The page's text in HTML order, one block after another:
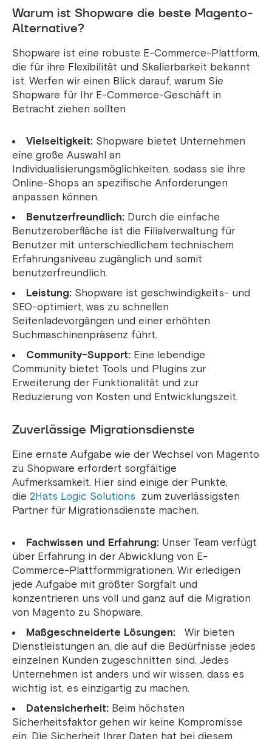
Warum ist Shopware die beste Magento-
Alternative?
Shopware ist eine robuste E-Commerce-Plattform,
die für ihre Flexibilität und Skalierbarkeit bekannt
ist. Werfen wir einen Blick darauf, warum Sie
Shopware für Ihr E-Commerce-Geschäft in
Betracht ziehen sollten
Vielseitigkeit: Shopware bietet Unternehmen
eine große Auswahl an
Individualisierungsmöglichkeiten, sodass sie ihre
Online-Shops an spezifische Anforderungen
anpassen können.
Benutzerfreundlich: Durch die einfache
Benutzeroberfläche ist die Filialverwaltung für
Benutzer mit unterschiedlichem technischem
Erfahrungsniveau zugänglich und somit
benutzerfreundlich.
Leistung: Shopware ist geschwindigkeits- und
SEO-optimiert, was zu schnellen
Seitenladevorgängen und einer erhöhten
Suchmaschinenpräsenz führt.
Community-Support: Eine lebendige
Community bietet Tools und Plugins zur
Erweiterung der Funktionalität und zur
Reduzierung von Kosten und Entwicklungszeit.
Zuverlässige Migrationsdienste
Eine ernste Aufgabe wie der Wechsel von Magento
zu Shopware erfordert sorgfältige
Aufmerksamkeit. Hier sind einige der Punkte,
die 2Hats Logic Solutions zum zuverlässigsten
Partner für Migrationsdienste machen.
Fachwissen und Erfahrung: Unser Team verfügt
über Erfahrung in der Abwicklung von E-
Commerce-Plattformmigrationen. Wir erledigen
jede Aufgabe mit größter Sorgfalt und
konzentrieren uns voll und ganz auf die Migration
von Magento zu Shopware.
Maßgeschneiderte Lösungen:
Wir bieten
Dienstleistungen an, die auf die Bedürfnisse jedes
einzelnen Kunden zugeschnitten sind. Jedes
Unternehmen ist anders und wir wissen, dass es
wichtig ist, es einzigartig zu machen.
Datensicherheit: Beim höchsten
Sicherheitsfaktor gehen wir keine Kompromisse
ein. Die Sicherheit Ihrer Daten hat bei diesem